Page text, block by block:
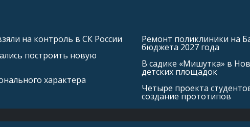
на контроль в СК России
построить новую
характера
Ремонт поликлиники на
бюджета 2027 года
В садике «Мишутка» в
детских площадок
Четыре проекта
создание прототипов